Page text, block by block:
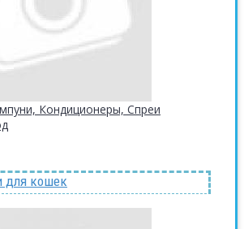
Кондиционеры, Спреи
для кошек